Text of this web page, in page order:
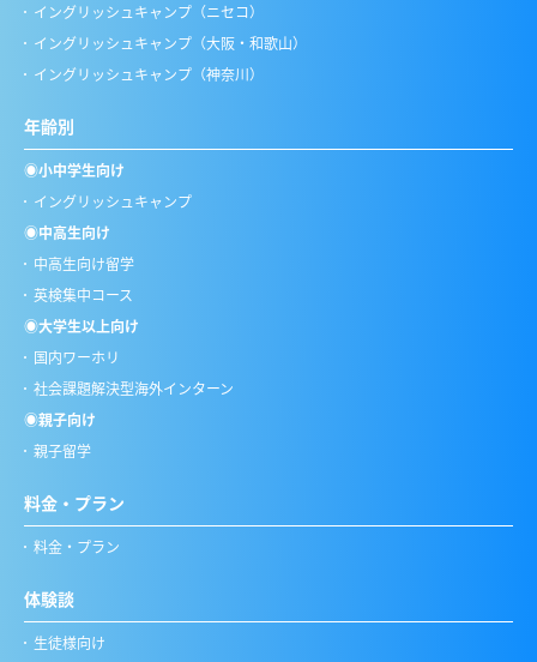
イングリッシュキャンプ（ニセコ）
イングリッシュキャンプ（大阪・和歌山）
イングリッシュキャンプ（神奈川）
年齢別
◉小中学生向け
イングリッシュキャンプ
◉中高生向け
中高生向け留学
英検集中コース
◉大学生以上向け
国内ワーホリ
社会課題解決型海外インターン
◉親子向け
親子留学
料金・プラン
料金・プラン
体験談
生徒様向け